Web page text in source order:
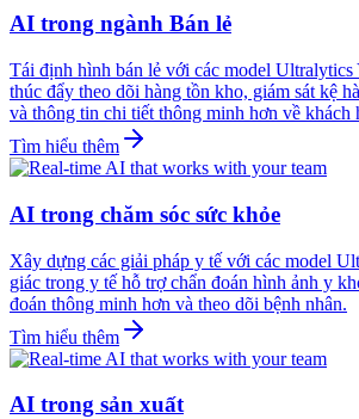
AI trong ngành Bán lẻ
Tái định hình bán lẻ với các model
thúc đẩy theo dõi hàng tồn kho, giám sát kệ
và thông tin chi tiết thông minh hơn về khách
Tìm hiểu thêm
AI trong chăm sóc sức khỏe
Xây dựng các giải pháp y tế với các model
giác trong y tế hỗ trợ chẩn đoán hình ảnh y
đoán thông minh hơn và theo dõi bệnh nhân.
Tìm hiểu thêm
AI trong sản xuất